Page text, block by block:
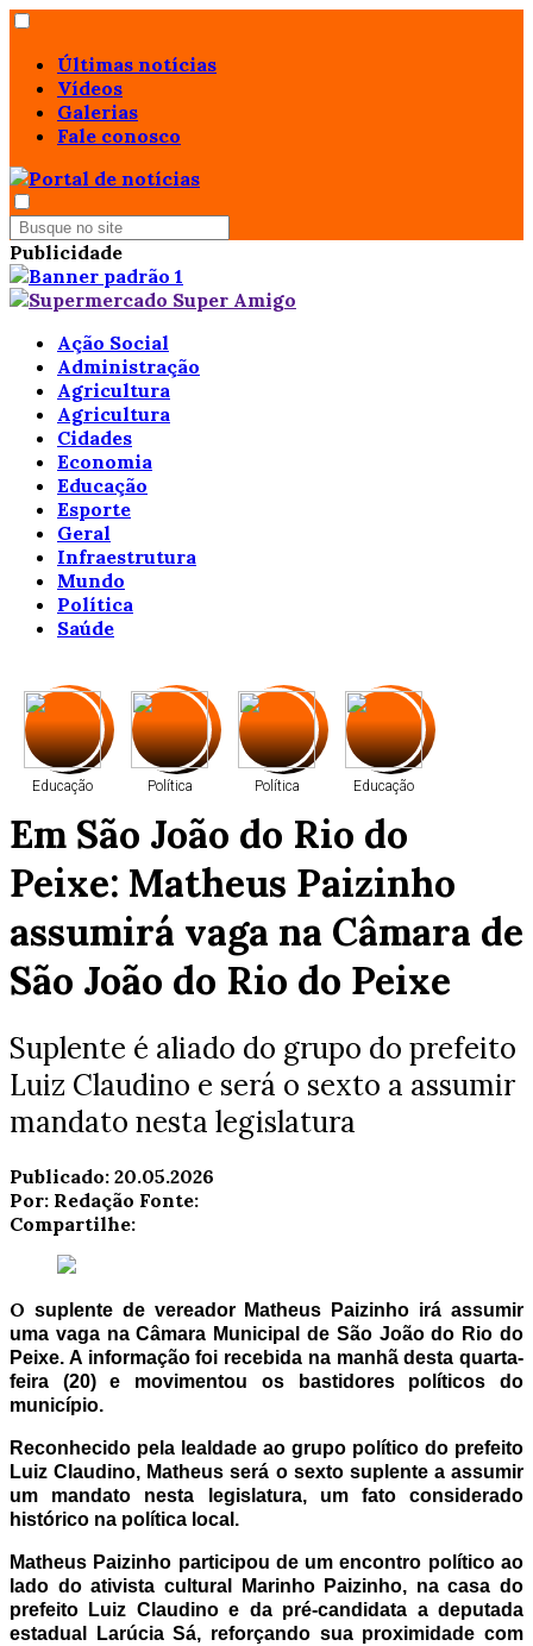
Últimas notícias
Vídeos
Galerias
Fale conosco
Publicidade
Ação Social
Administração
Agricultura
Agricultura
Cidades
Economia
Educação
Esporte
Geral
Infraestrutura
Mundo
Política
Saúde
Educação Política Política Educação
Educação Educação Política Política
Geral Cidades Política
Em São João do Rio do
Peixe: Matheus Paizinho
assumirá vaga na Câmara de
São João do Rio do Peixe
Suplente é aliado do grupo do prefeito
Luiz Claudino e será o sexto a assumir
mandato nesta legislatura
Publicado: 20.05.2026
Por: Redação Fonte:
Compartilhe:
O suplente de vereador Matheus Paizinho irá assumir
uma vaga na Câmara Municipal de São João do Rio do
Peixe. A informação foi recebida na manhã desta quarta-
feira (20) e movimentou os bastidores políticos do
município.
Reconhecido pela lealdade ao grupo político do prefeito
Luiz Claudino, Matheus será o sexto suplente a assumir
um mandato nesta legislatura, um fato considerado
histórico na política local.
Matheus Paizinho participou de um encontro político ao
lado do ativista cultural Marinho Paizinho, na casa do
prefeito Luiz Claudino e da pré-candidata a deputada
estadual Larúcia Sá, reforçando sua proximidade com